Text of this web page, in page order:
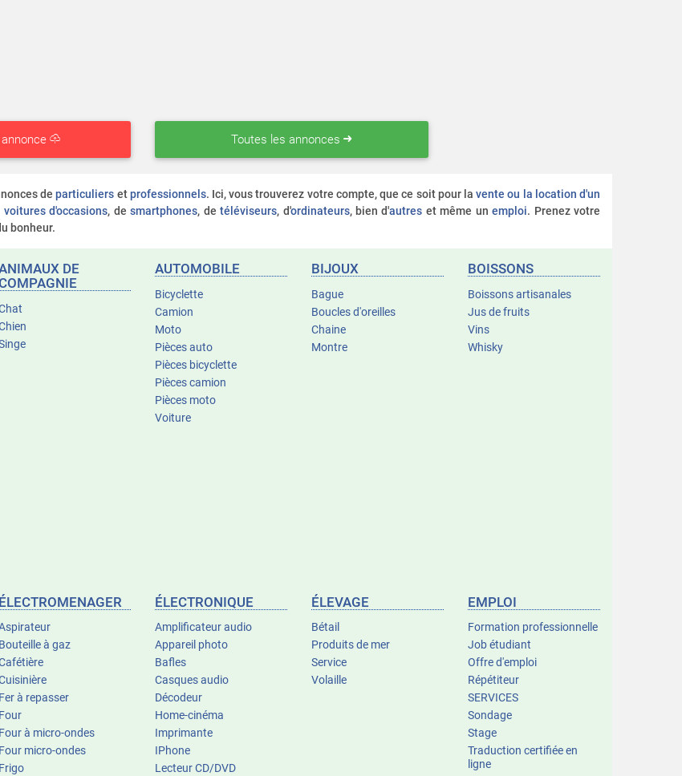
annonce Toutes les annonces
departiculiers etprofessionnels. Ici, vous trouverez votre compte, que ce soit pour lavente ou la location d'un
voitures d'occasions, desmartphones, detéléviseurs, d'ordinateurs, bien d'autres et même unemploi. Prenez votre
bonheur.
DE
AUTOMOBILE
Bicyclette
Camion
Moto
Pièces auto
Pièces bicyclette
Pièces camion
Pièces moto
Voiture
BIJOUX
Bague
Boucles d'oreilles
Chaine
Montre
BOISSONS
Boissons artisanales
Jus de fruits
Vins
Whisky
ÉLECTROMENAGER
Bouteille à gaz
Fer à repasser
Four
Four à micro-ondes
Four micro-ondes
Frigo
ÉLECTRONIQUE
Amplificateur audio
Appareil photo
Bafles
Casques audio
Décodeur
Home-cinéma
Imprimante
IPhone
Lecteur CD/DVD
ÉLEVAGE
Bétail
Produits de mer
Service
Volaille
EMPLOI
Formation professionnelle
Job étudiant
Offre d'emploi
Répétiteur
SERVICES
Sondage
Stage
Traduction certifiée en
ligne